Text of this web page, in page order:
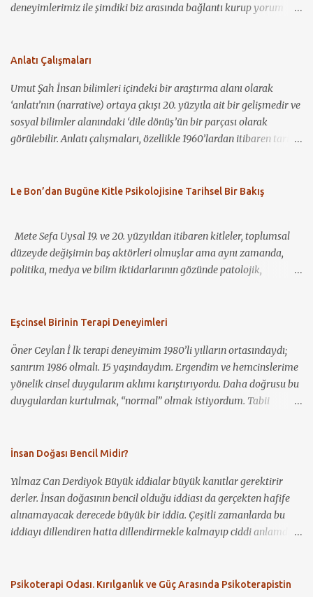
deneyimlerimiz ile şimdiki biz arasında bağlantı kurup yorum
dönüşebildiğini, annelik kavramının toplum için ne demek
kullanılabileceğini görüyoruz. Birçok coğrafyada, çocuğa bakım
veren birincil kişinin anne olması gerektiği, anneliğin kutsallığı ve
bunun bir zorunlulukmuş gibi algılanması yadsınamaz bir gerçek.
Öte yandan, çocuk sahibi olmaya hazır hissetmeyen anne
ne yazık ki sıklıkla karşılaştığımız durumlardan. Filmdeki
Anlatı Çalışmaları
Umut Şah İnsan bilimleri içindeki bir araştırma alanı olarak
‘anlatı’nın (narrative) ortaya çıkışı 20. yüzyıla ait bir gelişmedir ve
sosyal bilimler alanındaki ‘dile dönüş’ün bir parçası olarak
görülebilir. Anlatı çalışmaları, özellikle 1960’lardan itibaren tarih,
disiplinler arası bir çalışma alanı hâline gelmiştir (Riessman ve
böylece geniş bir araştırma külliyatı ortaya çıkmıştır. Bununla
birlikte, bu kadar geniş bir alana yönelik yetkin bir inceleme
yapmanın güçlüğü dikkate alınarak, bu yazıda alanın
terimi farklı disiplinler tarafından çeşitli anlamlarda
Le Bon’dan Bugüne Kitle Psikolojisine Tarihsel Bir Bakış
Mete Sefa Uysal 19. ve 20. yüzyıldan itibaren kitleler, toplumsal
düzeyde değişimin baş aktörleri olmuşlar ama aynı zamanda,
politika, medya ve bilim iktidarlarının gözünde patolojik,
bakış açısından harek...
Eşcinsel Birinin Terapi Deneyimleri
Öner Ceylan İ lk terapi deneyimim 1980’li yılların ortasındaydı;
sanırım 1986 olmalı. 15 yaşındaydım. Ergendim ve hemcinslerime
yönelik cinsel duygularım aklımı karıştırıyordu. Daha doğrusu bu
duygulardan kurtulmak, “normal” olmak istiyordum. Tabii
oynuyordu. Bunun üzerine annem, o dönem kendisinin de
gitmemi önerdi, fakat ben kabul etmedim. “Ben deli değilim”
dedim. Daha sonra durum iyice çıkışsız gözükmüş olacak ki kabul
ettim ve önce özel bir klinikte, daha sonra zaman zaman
Cerrahpaşa Hastanesi’nde, sonrasında da muayenehanesinde,
terapistin ve uzmanın olduğu gibi, eşcinsellik konusunda
İnsan Doğası Bencil Midir?
Yılmaz Can Derdiyok Büyük iddialar büyük kanıtlar gerektirir
derler. İnsan doğasının bencil olduğu iddiası da gerçekten hafife
alınamayacak derecede büyük bir iddia. Çeşitli zamanlarda bu
iddiayı dillendiren hatta dillendirmekle kalmayıp ciddi anlamda
bencillikten kaynaklandığını ileri sürüyor: Sözgelimi; savaşlar,
Psikoterapi Odası. Kırılganlık ve Güç Arasında Psikoterapistin